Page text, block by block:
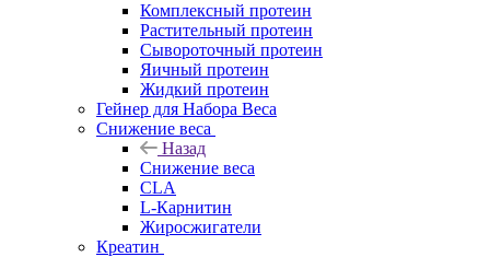
Комплексный протеин
Растительный протеин
Сывороточный протеин
Яичный протеин
Жидкий протеин
Гейнер для Набора Веса
Снижение веса
Назад
Снижение веса
CLA
L-Карнитин
Жиросжигатели
Креатин